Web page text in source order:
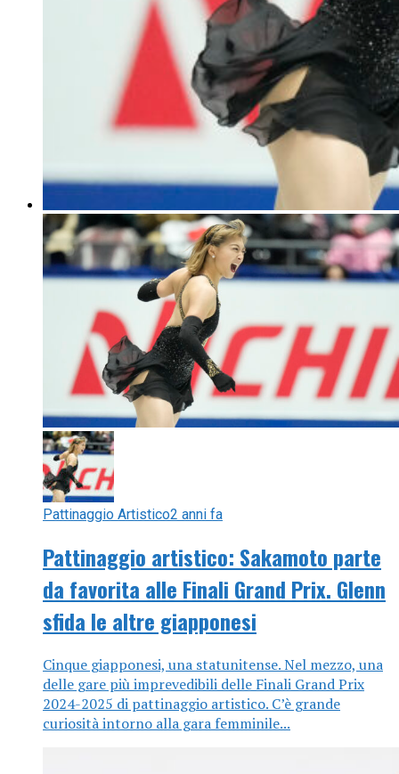
Pattinaggio Artistico2 anni fa
Pattinaggio artistico: Sakamoto parte
da favorita alle Finali Grand Prix. Glenn
sfida le altre giapponesi
Cinque giapponesi, una statunitense. Nel mezzo, una
delle gare più imprevedibili delle Finali Grand Prix
2024-2025 di pattinaggio artistico. C’è grande
curiosità intorno alla gara femminile...